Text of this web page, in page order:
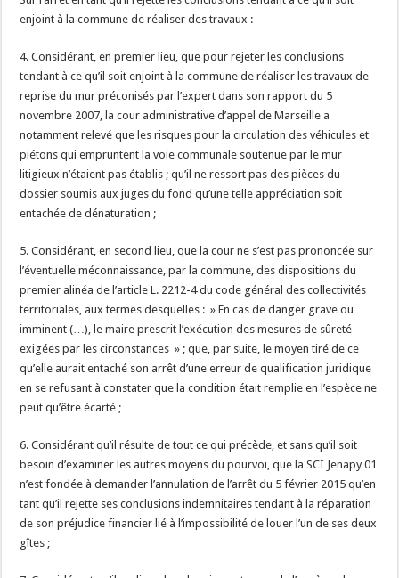
enjoint à la commune de réaliser des travaux :
4. Considérant, en premier lieu, que pour rejeter les conclusions
tendant à ce qu’il soit enjoint à la commune de réaliser les travaux de
reprise du mur préconisés par l’expert dans son rapport du 5
novembre 2007, la cour administrative d’appel de Marseille a
notamment relevé que les risques pour la circulation des véhicules et
piétons qui empruntent la voie communale soutenue par le mur
litigieux n’étaient pas établis ; qu’il ne ressort pas des pièces du
dossier soumis aux juges du fond qu’une telle appréciation soit
entachée de dénaturation ;
5. Considérant, en second lieu, que la cour ne s’est pas prononcée sur
l’éventuelle méconnaissance, par la commune, des dispositions du
premier alinéa de l’article L. 2212-4 du code général des collectivités
territoriales, aux termes desquelles : » En cas de danger grave ou
imminent (…), le maire prescrit l’exécution des mesures de sûreté
exigées par les circonstances » ; que, par suite, le moyen tiré de ce
qu’elle aurait entaché son arrêt d’une erreur de qualification juridique
en se refusant à constater que la condition était remplie en l’espèce ne
peut qu’être écarté ;
6. Considérant qu’il résulte de tout ce qui précède, et sans qu’il soit
besoin d’examiner les autres moyens du pourvoi, que la SCI Jenapy 01
n’est fondée à demander l’annulation de l’arrêt du 5 février 2015 qu’en
tant qu’il rejette ses conclusions indemnitaires tendant à la réparation
de son préjudice financier lié à l’impossibilité de louer l’un de ses deux
gîtes ;